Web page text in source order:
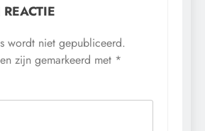
wordt niet gepubliceerd.
zijn gemarkeerd met *